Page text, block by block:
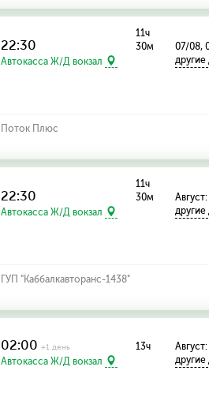
22:30
Автокасса Ж/Д вокзал
11ч
30м
07/08,
Поток Плюс
22:30
Автокасса Ж/Д вокзал
11ч
30м
ГУП "Каббалкавторанс-1438"
02:00+1 день
Автокасса Ж/Д вокзал
13ч